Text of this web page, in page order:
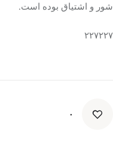
شور و اشتیاق بوده است.
۲۲۷۲۲۷
۰